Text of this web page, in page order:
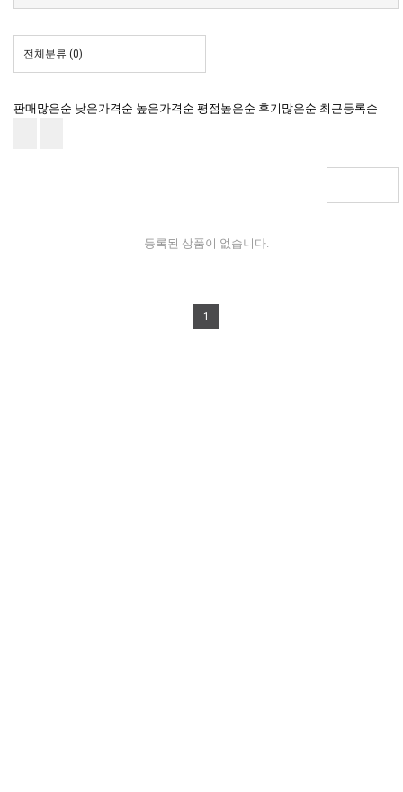
전체분류 (0)
판매많은순 낮은가격순 높은가격순 평점높은순 후기많은순 최근등록순
등록된 상품이 없습니다.
1